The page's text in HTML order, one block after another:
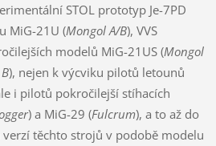
STOL prototyp Je-7PD
MiG-21U (Mongol A/B), VVS
modelů MiG-21US (Mongol
), nejen k výcviku pilotů letounů
i pilotů pokročilejší stíhacích
) a MiG-29 (Fulcrum), a to až do
těchto strojů v podobě modelu